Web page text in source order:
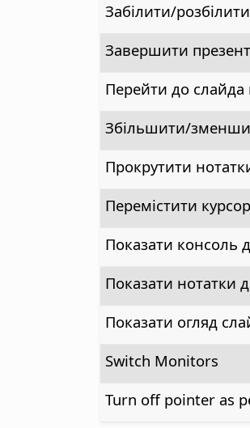
Забілити/
Завершити
Перейти до
Збільшити/
Прокрутити
Перемістити
Показати консоль
Показати нотатки
Показати огляд
Switch Monitors
Turn off pointer as